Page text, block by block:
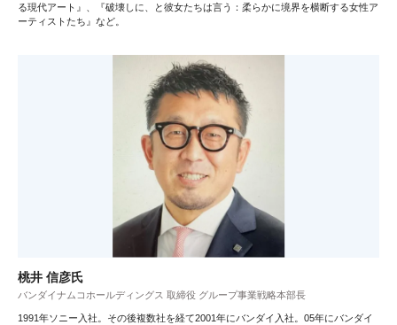
る現代アート』、『破壊しに、と彼女たちは言う：柔らかに境界を横断する女性ア
ーティストたち』など。
桃井 信彦氏
バンダイナムコホールディングス 取締役 グループ事業戦略本部長
1991年ソニー入社。その後複数社を経て2001年にバンダイ入社。05年にバンダイ